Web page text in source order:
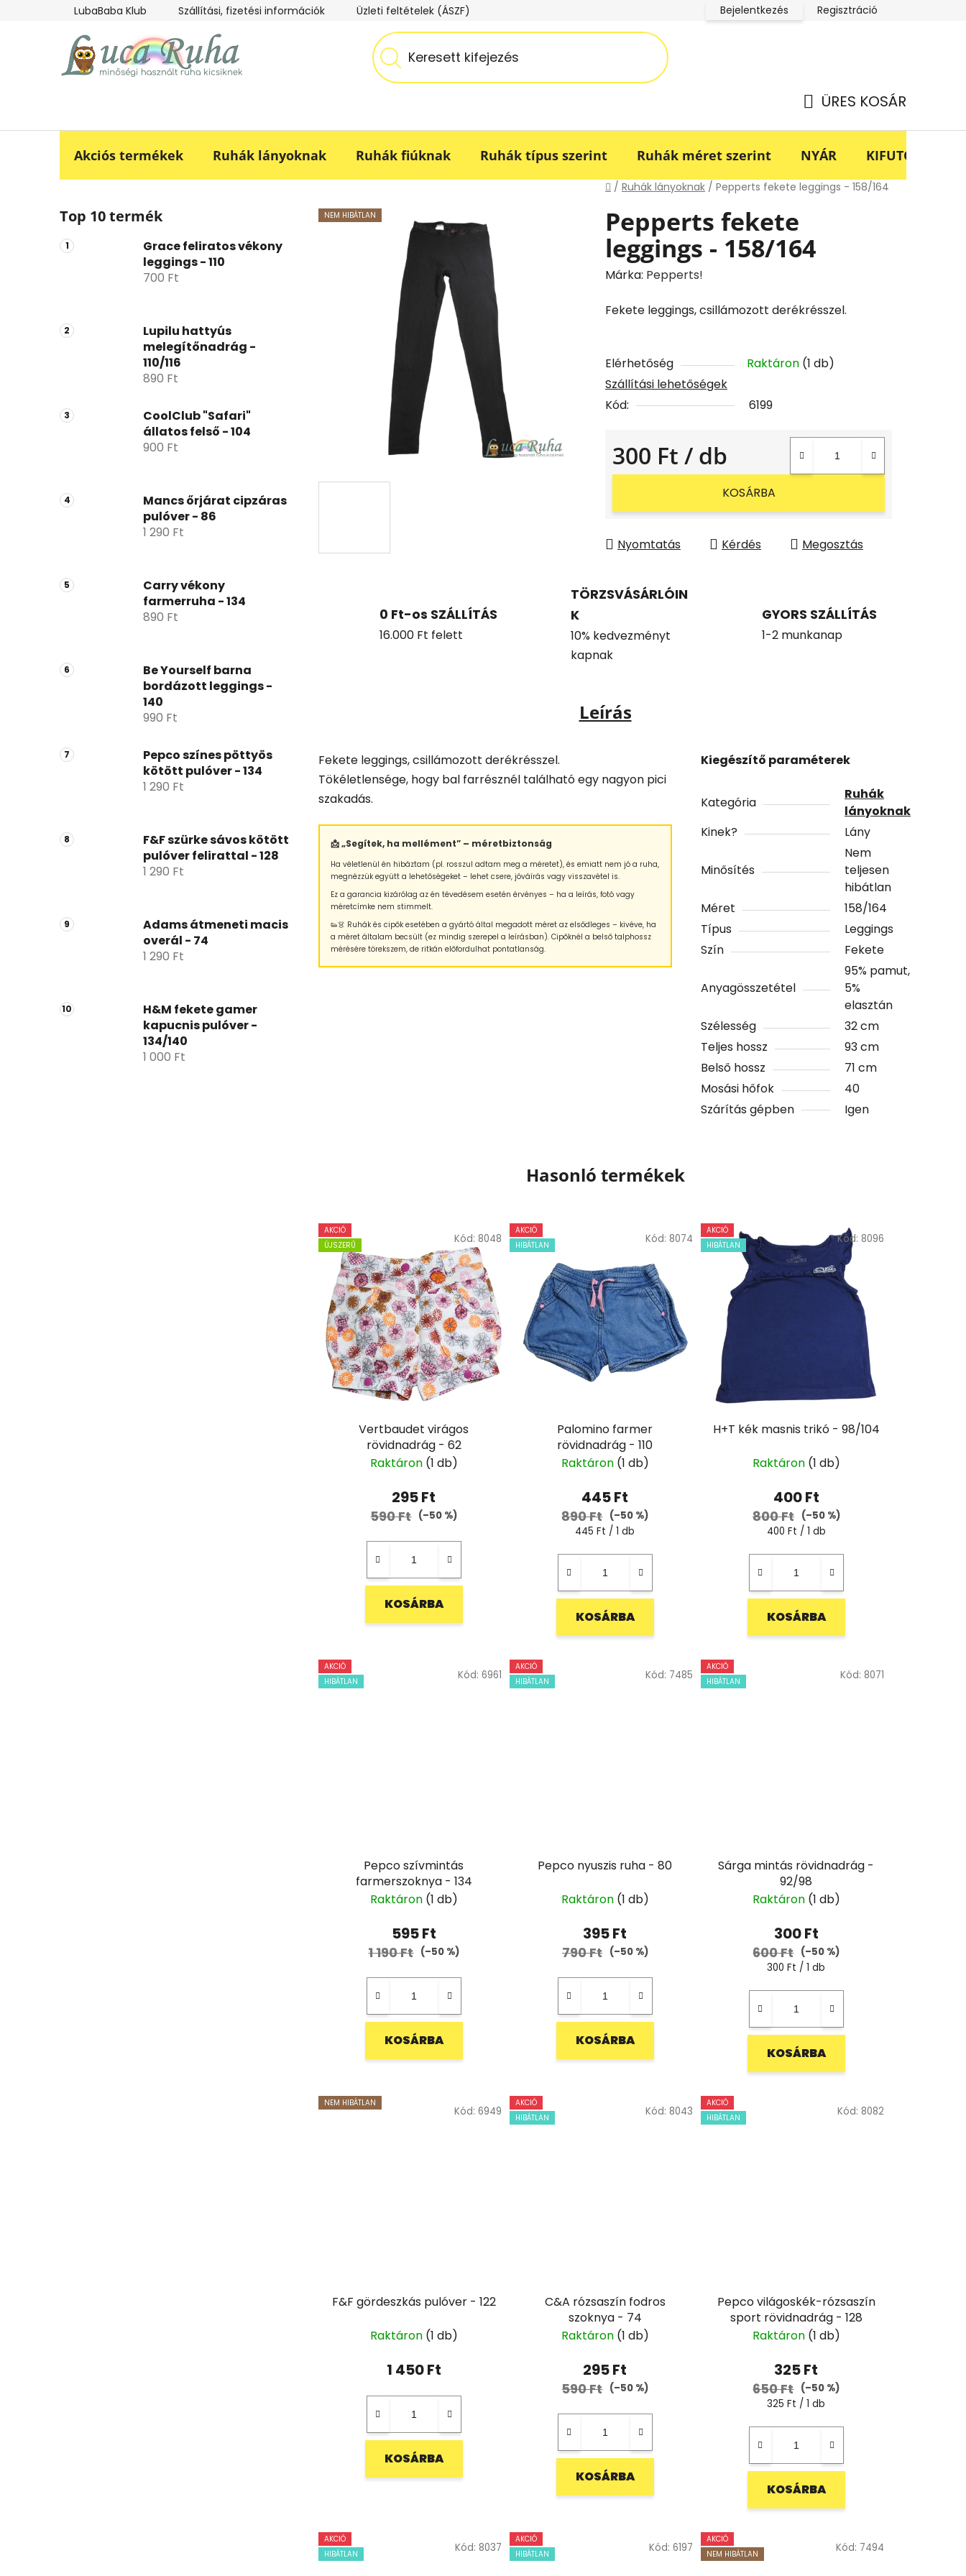
tartalomhoz
LubaBaba Klub Szállítási, fizetési információk Üzleti feltételek (ÁSZF) LucaBaba Klub adatkezelési tájékoztató
Bejelentkezés Regisztráció
ÜRES KOSÁR
Akciós termékek Ruhák lányoknak Ruhák fiúknak Ruhák típus szerint Ruhák méret szerint NYÁR KIFUTÓ -70%
Kezdőlap
/ Ruhák lányoknak / Pepperts fekete leggings - 158/164
l
d
a
p
l
Top 10 termék
Grace feliratos vékony
leggings - 110
700 Ft
Lupilu hattyús
melegítőnadrág -
110/116
890 Ft
CoolClub "Safari"
állatos felső - 104
900 Ft
Mancs őrjárat cipzáras
pulóver - 86
1 290 Ft
Carry vékony
farmerruha - 134
890 Ft
Be Yourself barna
bordázott leggings -
140
990 Ft
Pepco színes pöttyös
kötött pulóver - 134
1 290 Ft
F&F szürke sávos kötött
pulóver felirattal - 128
1 290 Ft
Adams átmeneti macis
overál - 74
1 290 Ft
H&M fekete gamer
kapucnis pulóver -
134/140
1 000 Ft
Pepperts fekete
leggings - 158/164
Márka: Pepperts!
Fekete leggings, csillámozott derékrésszel.
Elérhetőség Raktáron (1 db)
Szállítási lehetőségek
Kód:
6199
300 Ft / db
Egységár:
KOSÁRBA
Nyomtatás Kérdés Megosztás
NEM HIBÁTLAN
0 Ft-os SZÁLLÍTÁS
16.000 Ft felett
TÖRZSVÁSÁRLÓIN
K
10% kedvezményt
kapnak
GYORS SZÁLLÍTÁS
1-2 munkanap
Leírás
Fekete leggings, csillámozott derékrésszel.
Tökéletlensége, hogy bal farrésznél található egy nagyon pici
szakadás.
📩 „Segítek, ha mellément” – méretbiztonság
Ha véletlenül én hibáztam (pl. rosszul adtam meg a méretet), és emiatt nem jó a ruha,
megnézzük együtt a lehetőségeket – lehet csere, jóváírás vagy visszavétel is.
Ez a garancia kizárólag az én tévedésem esetén érvényes – ha a leírás, fotó vagy
méretcímke nem stimmelt.
👟👗 Ruhák és cipők esetében a gyártó által megadott méret az elsődleges – kivéve, ha
a méret általam becsült (ez mindig szerepel a leírásban). Cipőknél a belső talphossz
mérésére törekszem, de ritkán előfordulhat pontatlanság.
Kiegészítő paraméterek
Kategória
Ruhák
lányoknak
Kinek?
Lány
Minősítés
Nem
teljesen
hibátlan
Méret
158/164
Típus
Leggings
Szín
Fekete
Anyagösszetétel
95% pamut,
5%
elasztán
Szélesség
32 cm
Teljes hossz
93 cm
Belső hossz
71 cm
Mosási hőfok
40
Szárítás gépben
Igen
Hasonló termékek
AKCIÓ
ÚJSZERŰ
Vertbaudet virágos
rövidnadrág - 62
Raktáron (1 db)
295 Ft
590 Ft (–50 %)
KOSÁRBA
Kód: 8048
AKCIÓ
HIBÁTLAN
Palomino farmer
rövidnadrág - 110
Raktáron (1 db)
445 Ft
890 Ft (–50 %)
Egységár:
445 Ft / 1 db
KOSÁRBA
Kód: 8074
AKCIÓ
HIBÁTLAN
H+T kék masnis trikó - 98/104
Raktáron (1 db)
400 Ft
800 Ft (–50 %)
Egységár:
400 Ft / 1 db
KOSÁRBA
Kód: 8096
AKCIÓ
HIBÁTLAN
Pepco szívmintás
farmerszoknya - 134
Raktáron (1 db)
595 Ft
1 190 Ft (–50 %)
KOSÁRBA
Kód: 6961
AKCIÓ
HIBÁTLAN
Pepco nyuszis ruha - 80
Raktáron (1 db)
395 Ft
790 Ft (–50 %)
KOSÁRBA
Kód: 7485
AKCIÓ
HIBÁTLAN
Sárga mintás rövidnadrág -
92/98
Raktáron (1 db)
300 Ft
600 Ft (–50 %)
Egységár:
300 Ft / 1 db
KOSÁRBA
Kód: 8071
NEM HIBÁTLAN
F&F gördeszkás pulóver - 122
Raktáron (1 db)
1 450 Ft
KOSÁRBA
Kód: 6949
AKCIÓ
HIBÁTLAN
C&A rózsaszín fodros
szoknya - 74
Raktáron (1 db)
295 Ft
590 Ft (–50 %)
KOSÁRBA
Kód: 8043
AKCIÓ
HIBÁTLAN
Pepco világoskék-rózsaszín
sport rövidnadrág - 128
Raktáron (1 db)
325 Ft
650 Ft (–50 %)
Egységár:
325 Ft / 1 db
KOSÁRBA
Kód: 8082
AKCIÓ
HIBÁTLAN
Kód: 8037
AKCIÓ
HIBÁTLAN
Kód: 6197
AKCIÓ
NEM HIBÁTLAN
Kód: 7494